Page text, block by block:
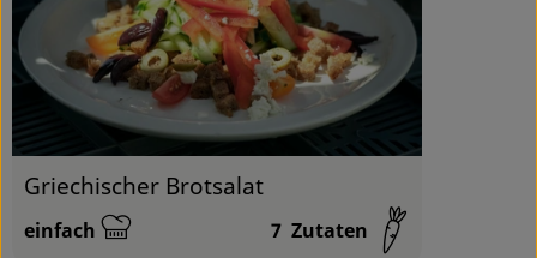
Griechischer Brotsalat
Schwierigkeit:
einfach 7 Zutaten